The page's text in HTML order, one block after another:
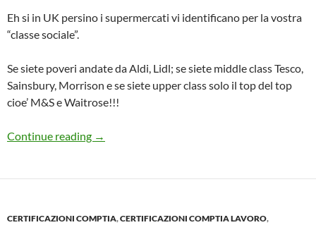
Eh si in UK persino i supermercati vi identificano per la vostra
“classe sociale”.
Se siete poveri andate da Aldi, Lidl; se siete middle class Tesco,
Sainsbury, Morrison e se siete upper class solo il top del top
cioe’ M&S e Waitrose!!!
Continue reading Svuota la Spesa (Per Ricchi!): M&S e Ocado
→
CERTIFICAZIONI COMPTIA,CERTIFICAZIONI COMPTIA LAVORO,